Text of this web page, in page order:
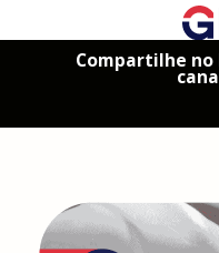
Compartilhe no